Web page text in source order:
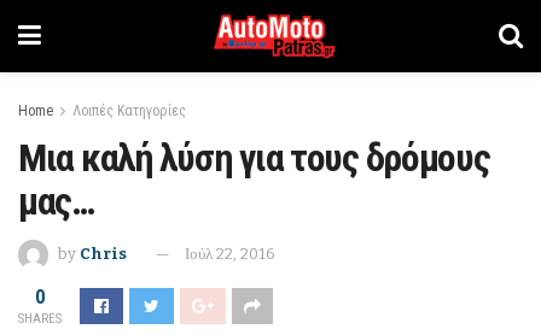
Home Λοιπές Κατηγορίες
Μια καλή λύση για τους δρόμους
μας…
by Chris Ιούλ 22, 2016
0
SHARES